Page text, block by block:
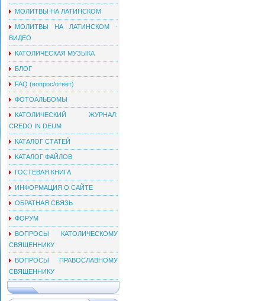
МОЛИТВЫ НА ЛАТИНСКОМ
МОЛИТВЫ НА ЛАТИНСКОМ -
ВИДЕО
КАТОЛИЧЕСКАЯ МУЗЫКА
БЛОГ
FAQ (вопрос/ответ)
ФОТОАЛЬБОМЫ
КАТОЛИЧЕСКИЙ ЖУРНАЛ:
CREDO IN DEUM
КАТАЛОГ СТАТЕЙ
КАТАЛОГ ФАЙЛОВ
ГОСТЕВАЯ КНИГА
ИНФОРМАЦИЯ О САЙТЕ
ОБРАТНАЯ СВЯЗЬ
ФОРУМ
ВОПРОСЫ КАТОЛИЧЕСКОМУ
СВЯЩЕННИКУ
ВОПРОСЫ ПРАВОСЛАВНОМУ
СВЯЩЕННИКУ